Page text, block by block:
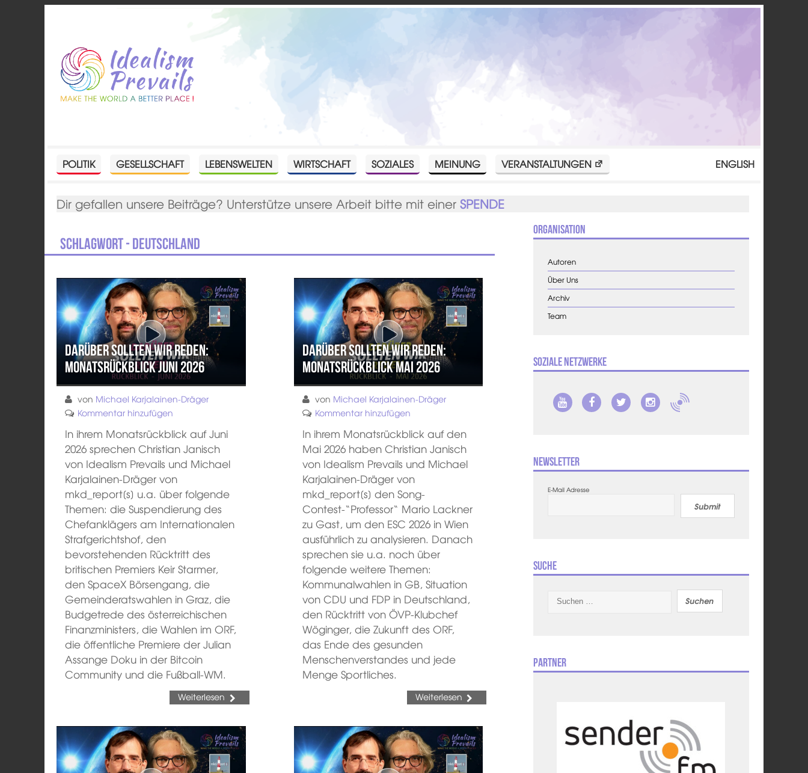
POLITIK GESELLSCHAFT LEBENSWELTEN WIRTSCHAFT SOZIALES MEINUNG VERANSTALTUNGEN ENGLISH
Dir gefallen unsere Beiträge? Unterstütze unsere Arbeit bitte mit einerSPENDE
Schlagwort - Deutschland
Darüber sollten wir reden:
Monatsrückblick Juni 2026
von Michael Karjalainen-Dräger
Kommentar hinzufügen
In ihrem Monatsrückblick auf Juni
2026 sprechen Christian Janisch
von Idealism Prevails und Michael
Karjalainen-Dräger von
mkd_report[s] u.a. über folgende
Themen: die Suspendierung des
Chefanklägers am Internationalen
Strafgerichtshof, den
bevorstehenden Rücktritt des
britischen Premiers Keir Starmer,
den SpaceX Börsengang, die
Gemeinderatswahlen in Graz, die
Budgetrede des österreichischen
Finanzministers, die Wahlen im ORF,
die öffentliche Premiere der Julian
Assange Doku in der Bitcoin
Community und die Fußball-WM.
Weiterlesen
Darüber sollten wir reden:
Monatsrückblick Mai 2026
von Michael Karjalainen-Dräger
Kommentar hinzufügen
In ihrem Monatsrückblick auf den
Mai 2026 haben Christian Janisch
von Idealism Prevails und Michael
Karjalainen-Dräger von
mkd_report[s] den Song-
Contest-“Professor“ Mario Lackner
zu Gast, um den ESC 2026 in Wien
ausführlich zu analysieren. Danach
sprechen sie u.a. noch über
folgende weitere Themen:
Kommunalwahlen in GB, Situation
von CDU und FDP in Deutschland,
den Rücktritt von ÖVP-Klubchef
Wöginger, die Zukunft des ORF,
das Ende des gesunden
Menschenverstandes und jede
Menge Sportliches.
Weiterlesen
Organisation
Autoren
Über Uns
Archiv
Team
Soziale Netzwerke
Newsletter
E-Mail Adresse
Submit
Suche
nach:
Partner